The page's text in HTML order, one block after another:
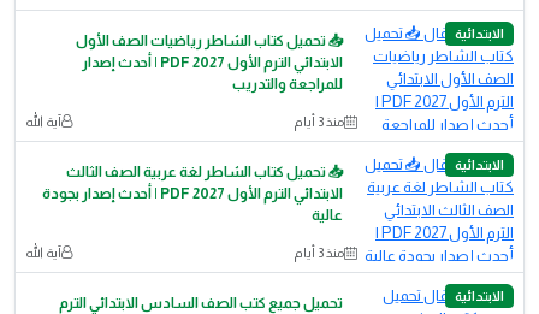
الابتدائية
📥 تحميل كتاب الشاطر رياضيات الصف الأول
الابتدائي الترم الأول 2027 PDF | أحدث إصدار
للمراجعة والتدريب
منذ 3 أيام آية الله
الابتدائية
📥 تحميل كتاب الشاطر لغة عربية الصف الثالث
الابتدائي الترم الأول 2027 PDF | أحدث إصدار بجودة
عالية
منذ 3 أيام آية الله
الابتدائية
تحميل جميع كتب الصف السادس الابتدائي الترم